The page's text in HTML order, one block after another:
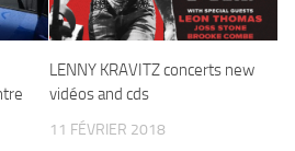
LENNY KRAVITZ concerts new
vidéos and cds
11 FÉVRIER 2018